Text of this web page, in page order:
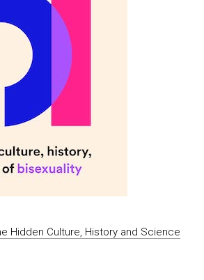
Hidden Culture, History and Science